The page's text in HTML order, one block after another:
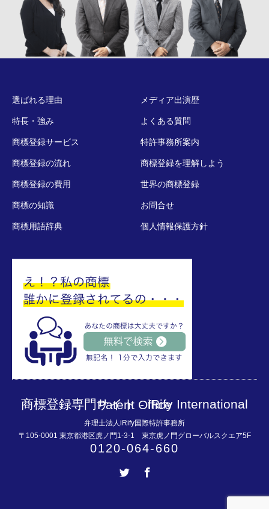
選ばれる理由
特長・強み
商標登録サービス
商標登録の流れ
商標登録の費用
商標の知識
商標用語辞典
メディア出演歴
よくある質問
特許事務所案内
商標登録を理解しよう
世界の商標登録
お問合せ
個人情報保護方針
商標登録専門サイト - iRify International Patent Office
弁理士法人iRify国際特許事務所
〒105-0001 東京都港区虎ノ門1-3-1 東京虎ノ門グローバルスクエア5F
0120-064-660